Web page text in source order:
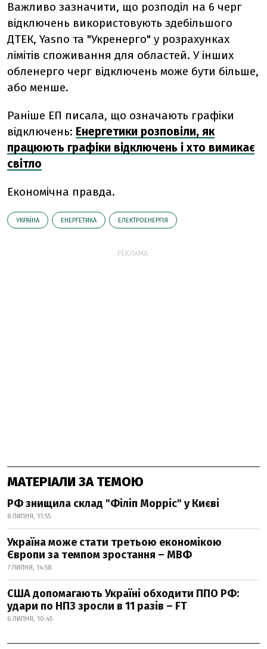
Важливо зазначити, що розподіл на 6 черг
відключень використовують здебільшого
ДТЕК, Yasno та "Укренерго" у розрахунках
лімітів споживання для областей. У інших
обленерго черг відключень може бути більше,
або менше.
Раніше ЕП писала, що означають графіки
відключень: Енергетики розповіли, як
працюють графіки відключень і хто вимикає
світло
Економічна правда.
УКРАЇНА ЕНЕРГЕТИКА ЕЛЕКТРОЕНЕРГІЯ
РЕКЛАМА:
МАТЕРІАЛИ ЗА ТЕМОЮ
РФ знищила склад "Філіп Морріс" у Києві
8 ЛИПНЯ, 11:55
Україна може стати третьою економікою
Європи за темпом зростання – МВФ
7 ЛИПНЯ, 14:58
США допомагають Україні обходити ППО РФ:
удари по НПЗ зросли в 11 разів – FT
6 ЛИПНЯ, 10:45